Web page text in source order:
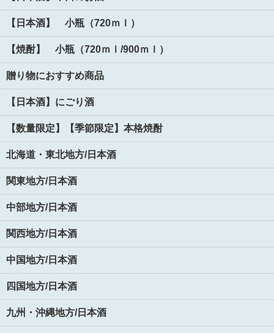
【日本酒】 小瓶（720ｍｌ）
【焼酎】 小瓶（720ｍｌ/900ｍｌ）
贈り物におすすめ商品
【日本酒】にごり酒
【数量限定】【季節限定】本格焼酎
北海道・東北地方/日本酒
関東地方/日本酒
中部地方/日本酒
関西地方/日本酒
中国地方/日本酒
四国地方/日本酒
九州・沖縄地方/日本酒